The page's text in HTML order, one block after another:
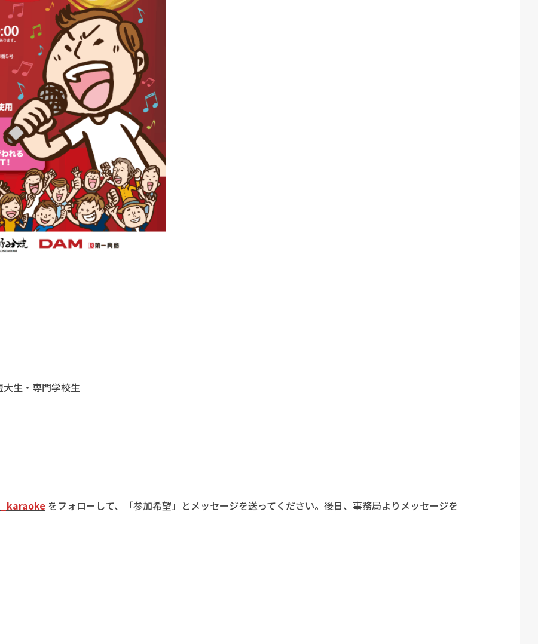
大生・専門学校生
をフォローして、「参加希望」とメッセージを送ってください。後日、事務局よりメッセージを